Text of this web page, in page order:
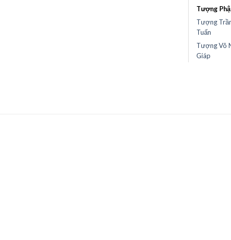
Tượng
Tượng
Tuấn
Tượng Võ
Giáp